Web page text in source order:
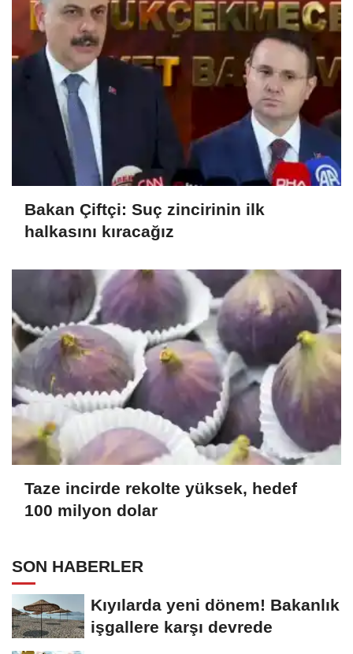
Bakan Çiftçi: Suç zincirinin ilk
halkasını kıracağız
Taze incirde rekolte yüksek, hedef
100 milyon dolar
SON HABERLER
Kıyılarda yeni dönem! Bakanlık
işgallere karşı devrede